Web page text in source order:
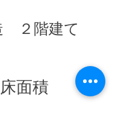
２階建て
面積